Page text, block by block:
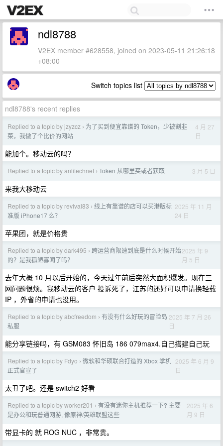
ndl8788
V2EX member #628558, joined on 2023-05-11 21:26:18
+08:00
Switch topics list
ndl8788's recent replies
Replied to a topic by jzyzcz › 为了买到便宜靠谱的 Token，少被割韭
菜，我做了个比价的网站
4 月 27
日
能加个。移动云的吗？
Replied to a topic by anlitechnet › Token 从哪里买或者获取 3 月 5 日
来我大移动云
Replied to a topic by revival83 › 线上有靠谱的店可以买港版标
准版 iPhone17 么？
2025 年 11 月
24 日
苹果团，就是价格贵
Replied to a topic by dark495 › 跨运营商限速到底是什么时候开始
的？是我孤陋寡闻了吗？
2025 年 9
月 5 日
去年大概 10 月以后开始的，今天过年前后突然大面积爆发。现在三
网问题很烦。我移动云的客户 投诉死了，江苏的还好可以申请换轻载
IP ，外省的申请也没用。
Replied to a topic by abcfreedom › 有没有什么好玩的冒险岛
私服
2025 年 7 月 26
日
能分享链接吗，有 GSM083 怀旧岛 186 079max4.自己搭建自己玩
Replied to a topic by Fdyo › 微软和华硕联合打造的 Xbox 掌机
正式官宣了
2025 年 6 月 9
日
太丑了吧。还是 switch2 好看
Replied to a topic by worker201 › 有没有迷你主机推荐一下? 主要
是办公和玩普通网游, 像原神/英雄联盟这些
2025 年 6
月 9 日
带显卡的 就 ROG NUC ，非常贵。